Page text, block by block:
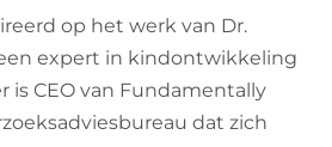
op het werk van Dr.
expert in kindontwikkeling
is CEO van Fundamentally
dat zich